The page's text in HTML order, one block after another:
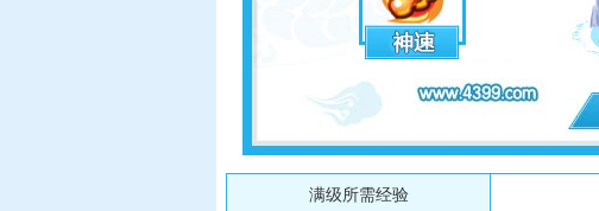
满级所需经验